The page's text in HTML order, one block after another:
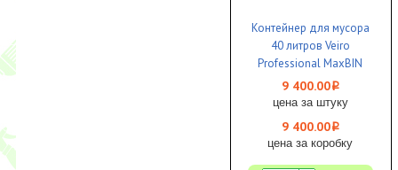
Контейнер для мусора
40 литров Veiro
Professional MaxBIN
Steel металл УЦЕНКА
9 400.00i
цена за штуку
9 400.00i
цена за коробку